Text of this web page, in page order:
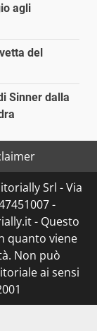
agli
del
Sinner dalla
Srl - Via
-
- Questo
quanto viene
Non può
ai sensi